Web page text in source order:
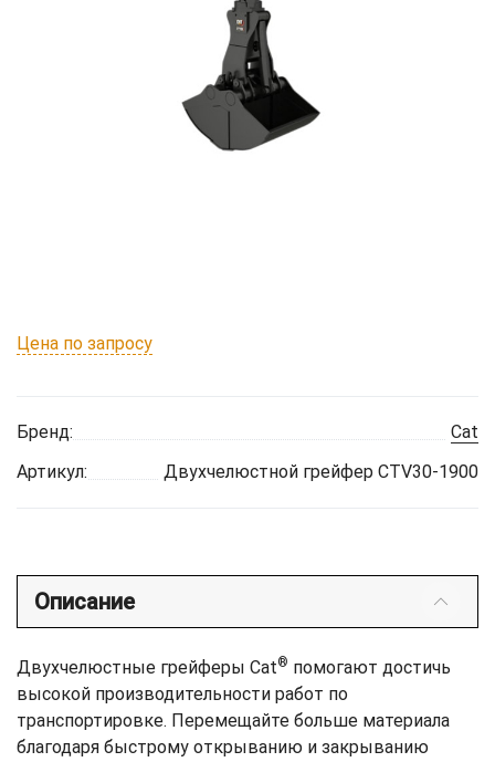
Цена по запросу
Бренд:
Cat
Артикул:
Двухчелюстной грейфер CTV30-1900
Описание
Двухчелюстные грейферы Cat® помогают достичь
высокой производительности работ по
транспортировке. Перемещайте больше материала
благодаря быстрому открыванию и закрыванию